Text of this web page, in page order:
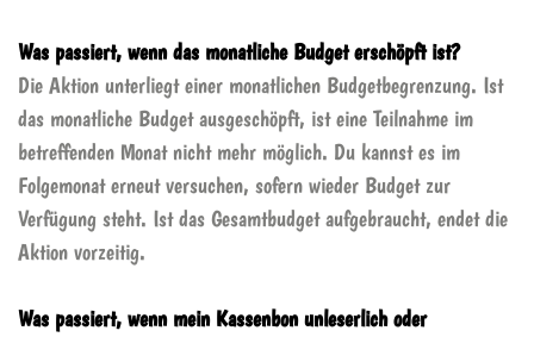
Was passiert, wenn das monatliche Budget erschöpft ist?
Die Aktion unterliegt einer monatlichen Budgetbegrenzung. Ist
das monatliche Budget ausgeschöpft, ist eine Teilnahme im
betreffenden Monat nicht mehr möglich. Du kannst es im
Folgemonat erneut versuchen, sofern wieder Budget zur
Verfügung steht. Ist das Gesamtbudget aufgebraucht, endet die
Aktion vorzeitig.
Was passiert, wenn mein Kassenbon unleserlich oder